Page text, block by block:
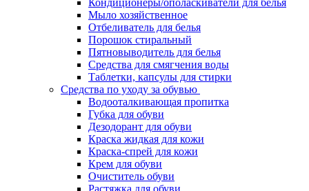
Кондиционеры/ополаскиватели для белья
Мыло хозяйственное
Отбеливатель для белья
Порошок стиральный
Пятновыводитель для белья
Средства для смягчения воды
Таблетки, капсулы для стирки
Средства по уходу за обувью
Водооталкивающая пропитка
Губка для обуви
Дезодорант для обуви
Краска жидкая для кожи
Краска-спрей для кожи
Крем для обуви
Очиститель обуви
Растяжка для обуви